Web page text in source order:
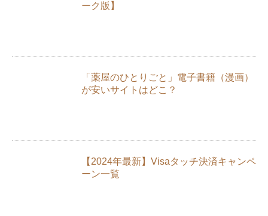
ーク版】
「薬屋のひとりごと」電子書籍（漫画）
が安いサイトはどこ？
【2024年最新】Visaタッチ決済キャンペ
ーン一覧